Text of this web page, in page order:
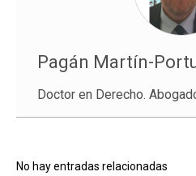
Pagán Martín-
Doctor en Derecho.
No hay entradas relacionadas